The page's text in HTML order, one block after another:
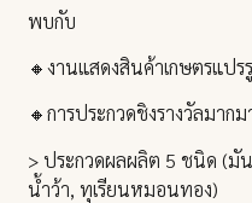
พบกับ
🔸งานแสดงสินค้าเกษตรแป
🔸การประกวดชิงรางวัลมาก
> ประกวดผลผลิต 5 ชนิด (มั
น้ำว้า, ทุเรียนหมอนทอง)